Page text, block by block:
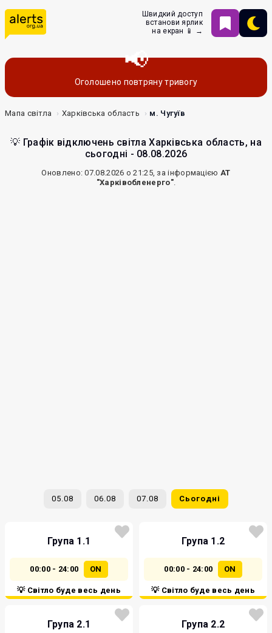
Швидкий доступ
встанови ярлик
на екран 📱 →
Оголошено повтряну тривогу
Мапа світла Харківська область м. Чугуїв
💡 Графік відключень світла Харківська область, на
сьогодні - 08.08.2026
Оновлено: 07.08.2026 о 21:25, за інформацією АТ
"Харківобленерго".
05.08 06.08 07.08 Сьогодні
Група 1.1
00:00 - 24:00 ON
💡 Світло буде весь день
Група 1.2
00:00 - 24:00 ON
💡 Світло буде весь день
Група 2.1 Група 2.2